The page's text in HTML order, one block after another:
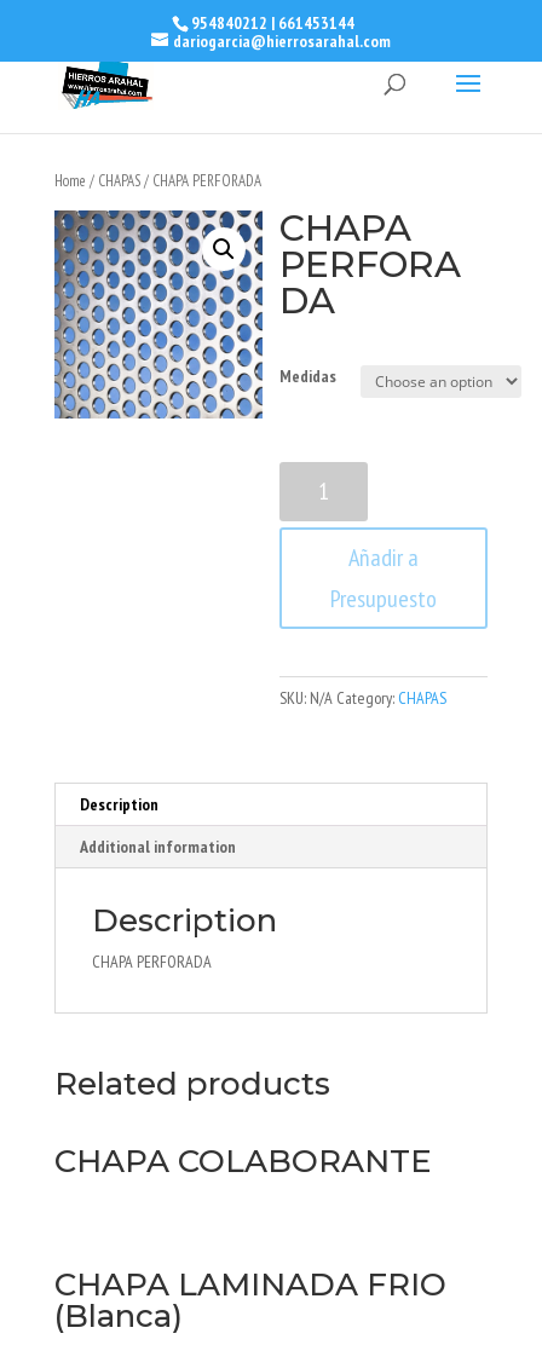
954840212 | 661453144
dariogarcia@hierrosarahal.com
Home / CHAPAS/ CHAPA PERFORADA
CHAPA
PERFORA
DA
Medidas
PERFORADA
quantity
Añadir a
Presupuesto
SKU: N/A Category: CHAPAS
Description
Additional information
Description
CHAPA PERFORADA
Related products
CHAPA COLABORANTE
CHAPA LAMINADA FRIO
(Blanca)